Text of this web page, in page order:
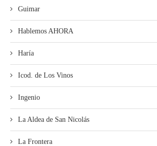
Guimar
Hablemos AHORA
Haría
Icod. de Los Vinos
Ingenio
La Aldea de San Nicolás
La Frontera